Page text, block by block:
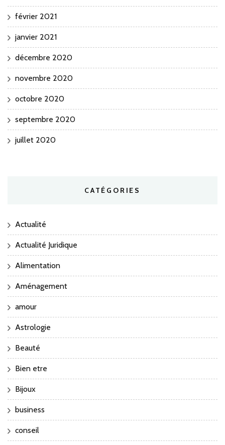
février 2021
janvier 2021
décembre 2020
novembre 2020
octobre 2020
septembre 2020
juillet 2020
CATÉGORIES
Actualité
Actualité Juridique
Alimentation
Aménagement
amour
Astrologie
Beauté
Bien etre
Bijoux
business
conseil